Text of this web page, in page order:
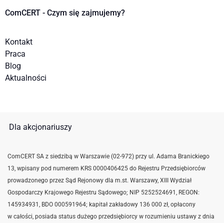
ComCERT - Czym się zajmujemy?
Kontakt
Praca
Blog
Aktualności
Dla akcjonariuszy
ComCERT SA z siedzibą w Warszawie (02-972) przy ul. Adama Branickiego
13, wpisany pod numerem KRS 0000406425 do Rejestru Przedsiębiorców
prowadzonego przez Sąd Rejonowy dla m.st. Warszawy, XIII Wydział
Gospodarczy Krajowego Rejestru Sądowego; NIP 5252524691, REGON:
145934931, BDO 000591964; kapitał zakładowy 136 000 zł, opłacony
w całości, posiada status dużego przedsiębiorcy w rozumieniu ustawy z dnia